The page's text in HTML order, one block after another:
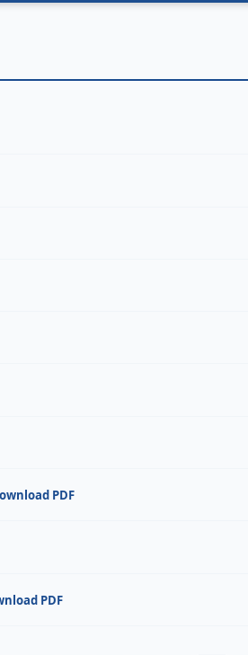
PDF
PDF